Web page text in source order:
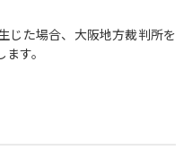
じた場合、大阪地方裁判所を
す。